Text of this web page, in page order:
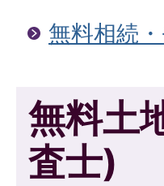
無料相続
無料土
査士)